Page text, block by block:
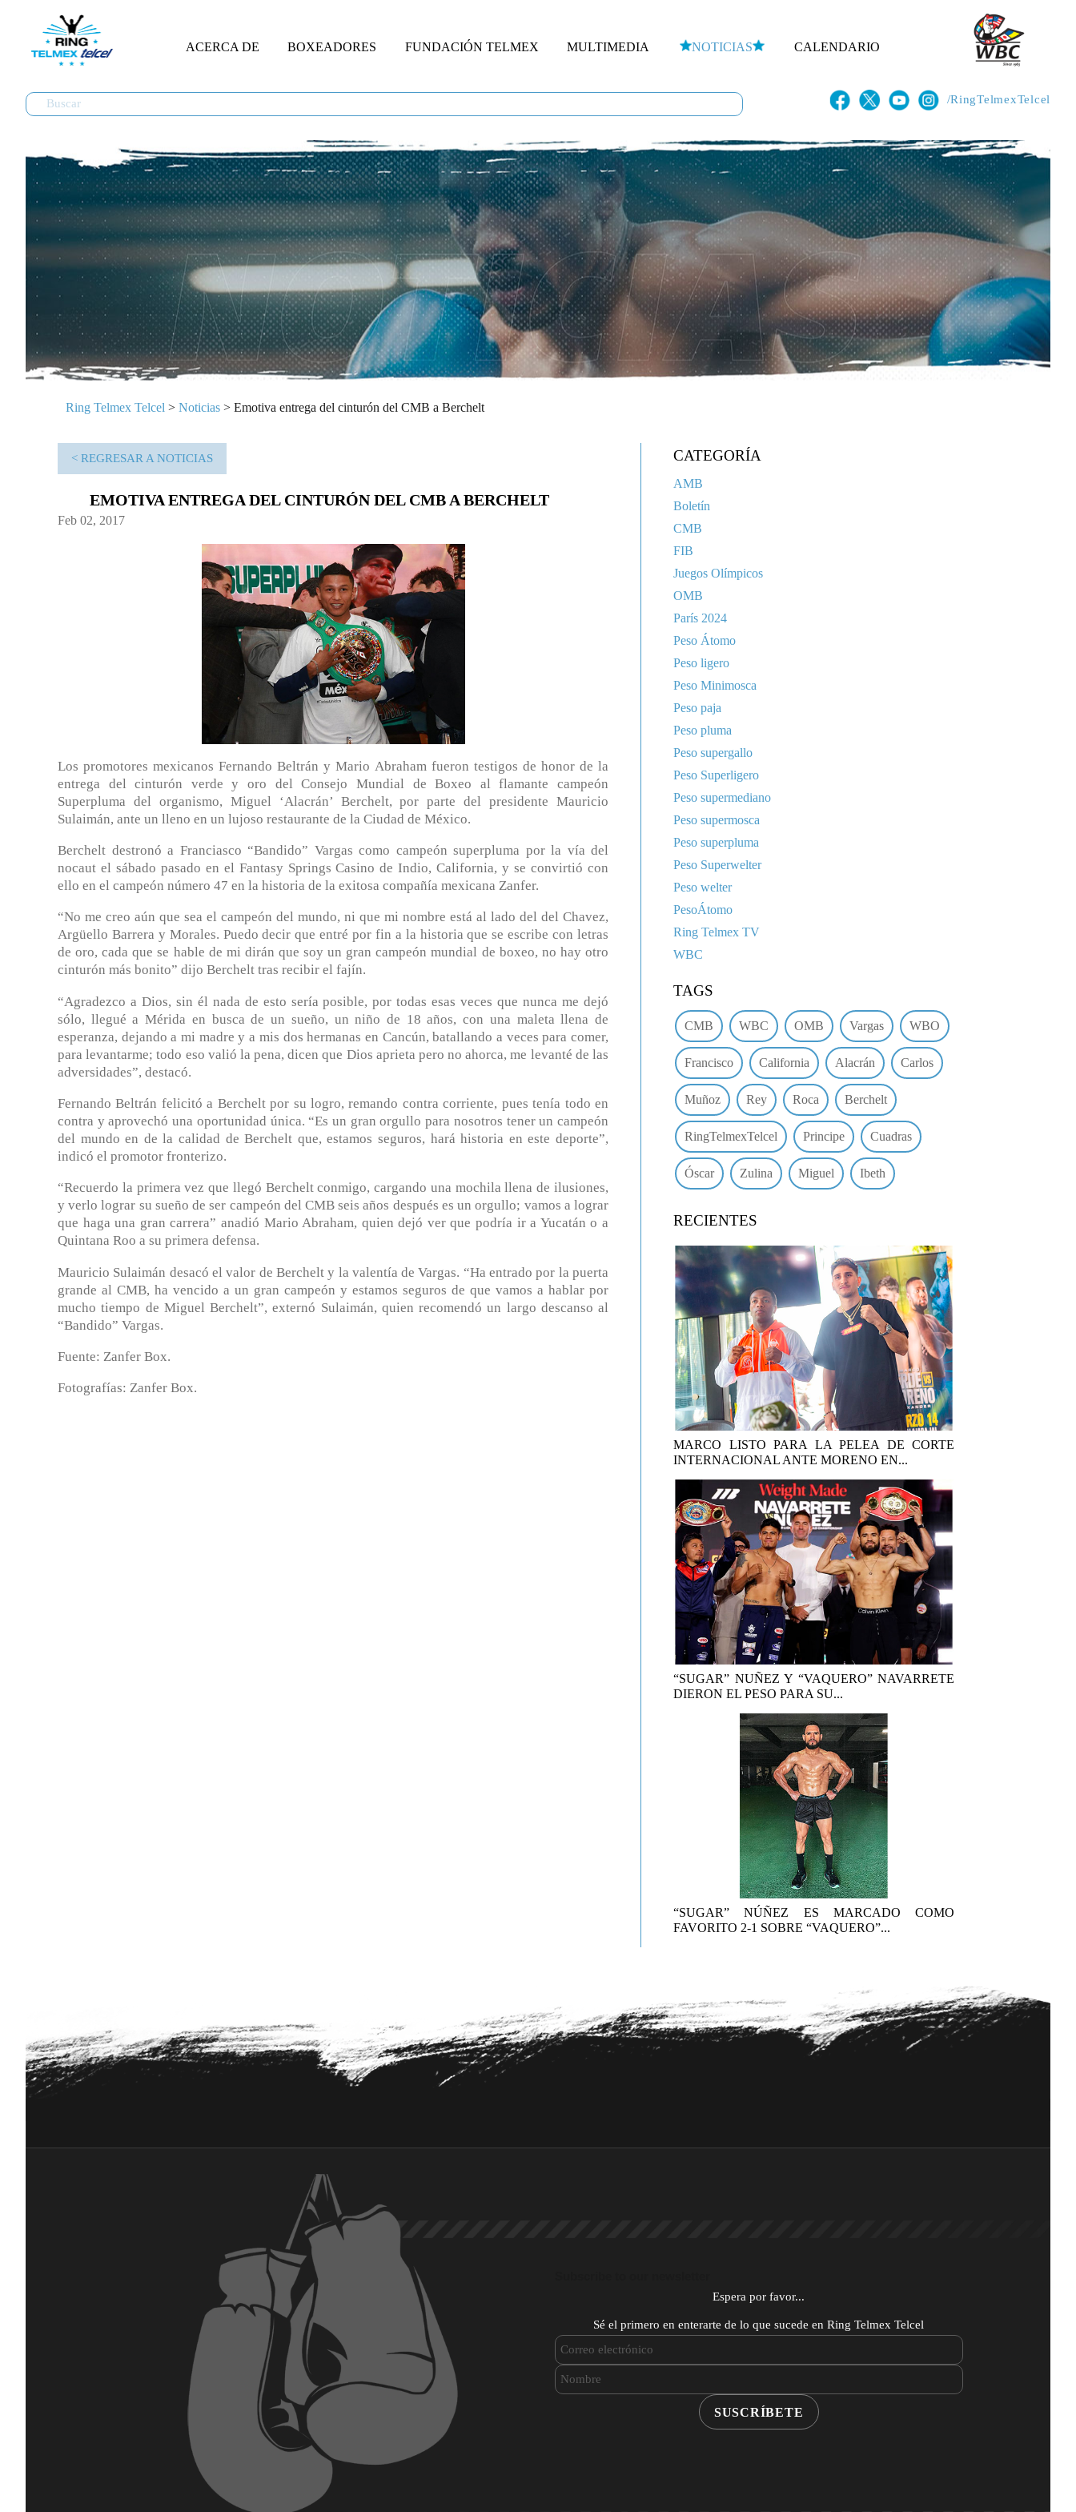
ACERCA DE BOXEADORES FUNDACIÓN TELMEX MULTIMEDIA NOTICIAS CALENDARIO
/RingTelmexTelcel
Ring Telmex Telcel > Noticias > Emotiva entrega del cinturón del CMB a Berchelt
< REGRESAR A NOTICIAS
EMOTIVA ENTREGA DEL CINTURÓN DEL CMB A BERCHELT
Feb 02, 2017
Los promotores mexicanos Fernando Beltrán y Mario Abraham fueron testigos de honor de la
entrega del cinturón verde y oro del Consejo Mundial de Boxeo al flamante campeón
Superpluma del organismo, Miguel ‘Alacrán’ Berchelt, por parte del presidente Mauricio
Sulaimán, ante un lleno en un lujoso restaurante de la Ciudad de México.
Berchelt destronó a Franciasco “Bandido” Vargas como campeón superpluma por la vía del
nocaut el sábado pasado en el Fantasy Springs Casino de Indio, California, y se convirtió con
ello en el campeón número 47 en la historia de la exitosa compañía mexicana Zanfer.
“No me creo aún que sea el campeón del mundo, ni que mi nombre está al lado del del Chavez,
Argüello Barrera y Morales. Puedo decir que entré por fin a la historia que se escribe con letras
de oro, cada que se hable de mi dirán que soy un gran campeón mundial de boxeo, no hay otro
cinturón más bonito” dijo Berchelt tras recibir el fajín.
“Agradezco a Dios, sin él nada de esto sería posible, por todas esas veces que nunca me dejó
sólo, llegué a Mérida en busca de un sueño, un niño de 18 años, con una maleta llena de
esperanza, dejando a mi madre y a mis dos hermanas en Cancún, batallando a veces para comer,
para levantarme; todo eso valió la pena, dicen que Dios aprieta pero no ahorca, me levanté de las
adversidades”, destacó.
Fernando Beltrán felicitó a Berchelt por su logro, remando contra corriente, pues tenía todo en
contra y aprovechó una oportunidad única. “Es un gran orgullo para nosotros tener un campeón
del mundo en de la calidad de Berchelt que, estamos seguros, hará historia en este deporte”,
indicó el promotor fronterizo.
“Recuerdo la primera vez que llegó Berchelt conmigo, cargando una mochila llena de ilusiones,
y verlo lograr su sueño de ser campeón del CMB seis años después es un orgullo; vamos a lograr
que haga una gran carrera” anadió Mario Abraham, quien dejó ver que podría ir a Yucatán o a
Quintana Roo a su primera defensa.
Mauricio Sulaimán desacó el valor de Berchelt y la valentía de Vargas. “Ha entrado por la puerta
grande al CMB, ha vencido a un gran campeón y estamos seguros de que vamos a hablar por
mucho tiempo de Miguel Berchelt”, externó Sulaimán, quien recomendó un largo descanso al
“Bandido” Vargas.
Fuente: Zanfer Box.
Fotografías: Zanfer Box.
CATEGORÍA
AMB
Boletín
CMB
FIB
Juegos Olímpicos
OMB
París 2024
Peso Átomo
Peso ligero
Peso Minimosca
Peso paja
Peso pluma
Peso supergallo
Peso Superligero
Peso supermediano
Peso supermosca
Peso superpluma
Peso Superwelter
Peso welter
PesoÁtomo
Ring Telmex TV
WBC
TAGS
CMB WBC OMB Vargas WBO
Francisco California Alacrán Carlos
Muñoz Rey Roca Berchelt
RingTelmexTelcel Principe Cuadras
Óscar Zulina Miguel Ibeth
RECIENTES
MARCO LISTO PARA LA PELEA DE CORTE
INTERNACIONAL ANTE MORENO EN...
“SUGAR” NUÑEZ Y “VAQUERO” NAVARRETE
DIERON EL PESO PARA SU...
“SUGAR” NÚÑEZ ES MARCADO COMO
FAVORITO 2-1 SOBRE “VAQUERO”...
Espera por favor...
Sé el primero en enterarte de lo que sucede en Ring Telmex Telcel